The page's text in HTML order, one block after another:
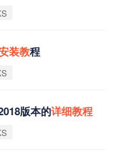
装教程‌
版本的详细教程